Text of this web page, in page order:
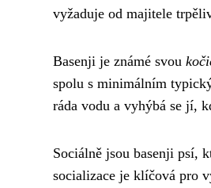
vyžaduje od majitele
Basenji je známé svou
spolu s minimálním
ráda vodu a vyhýbá se jí,
Sociálně jsou basenji psí,
socializace je klíčová pro